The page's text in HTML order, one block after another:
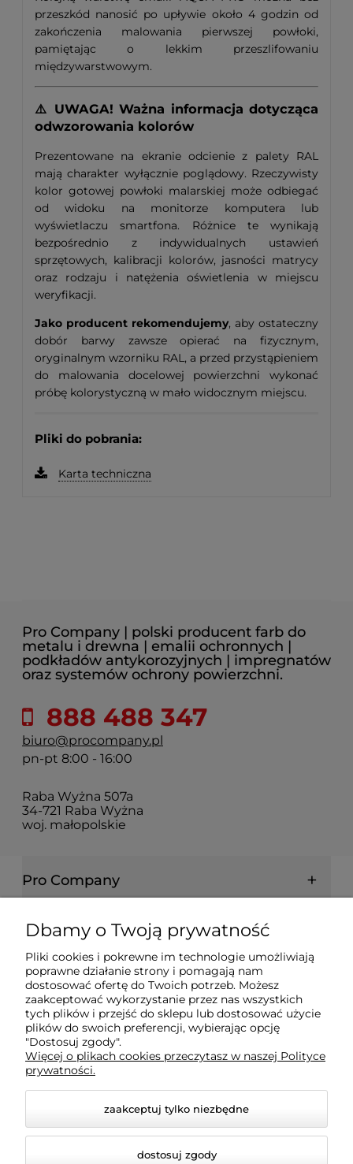
przeszkód nanosić po upływie około 4 godzin od
zakończenia malowania pierwszej powłoki,
pamiętając o lekkim przeszlifowaniu
międzywarstwowym.
⚠️ UWAGA! Ważna informacja dotycząca
odwzorowania kolorów
Prezentowane na ekranie odcienie z palety RAL
mają charakter wyłącznie poglądowy. Rzeczywisty
kolor gotowej powłoki malarskiej może odbiegać
od widoku na monitorze komputera lub
wyświetlaczu smartfona. Różnice te wynikają
bezpośrednio z indywidualnych ustawień
sprzętowych, kalibracji kolorów, jasności matrycy
oraz rodzaju i natężenia oświetlenia w miejscu
weryfikacji.
Jako producent rekomendujemy, aby ostateczny
dobór barwy zawsze opierać na fizycznym,
oryginalnym wzorniku RAL, a przed przystąpieniem
do malowania docelowej powierzchni wykonać
próbę kolorystyczną w mało widocznym miejscu.
Pliki do pobrania:
Karta techniczna
Pro Company | polski producent farb do
metalu i drewna | emalii ochronnych |
podkładów antykorozyjnych | impregnatów
oraz systemów ochrony powierzchni.
888 488 347
biuro@procompany.pl
pn-pt 8:00 - 16:00
Raba Wyżna 507a
34-721 Raba Wyżna
woj. małopolskie
Pro Company
Farby | Lakiery | Emalie
Ochrona drewna | metalu | betonu
Informacje prawne
Dokumenty
Dbamy o Twoją prywatność
Pliki cookies i pokrewne im technologie umożliwiają
poprawne działanie strony i pomagają nam
dostosować ofertę do Twoich potrzeb. Możesz
zaakceptować wykorzystanie przez nas wszystkich
tych plików i przejść do sklepu lub dostosować użycie
plików do swoich preferencji, wybierając opcję
"Dostosuj zgody".
Więcej o plikach cookies przeczytasz w naszej Polityce
prywatności.
zaakceptuj tylko niezbędne
dostosuj zgody